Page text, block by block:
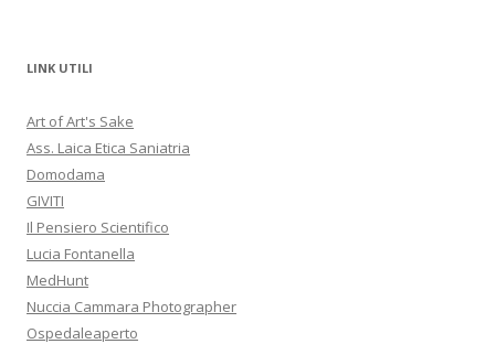
LINK UTILI
Art of Art's Sake
Ass. Laica Etica Saniatria
Domodama
GIVITI
Il Pensiero Scientifico
Lucia Fontanella
MedHunt
Nuccia Cammara Photographer
Ospedaleaperto